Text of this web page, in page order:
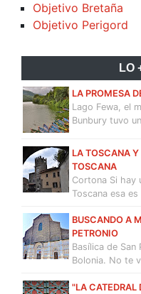
Objetivo Bretaña
Objetivo Perigord
LO
LA PROMESA
Lago Fewa, el
Bunbury tuvo
LA TOSCANA
TOSCANA
Cortona Si hay
Toscana esa
BUSCANDO A
PETRONIO
Basílica de San
Bolonia. No te
"LA CATEDRAL